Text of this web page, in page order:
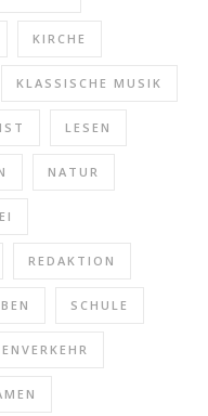
KIRCHE
KLASSISCHE MUSIK
LESEN
NATUR
REDAKTION
SCHULE